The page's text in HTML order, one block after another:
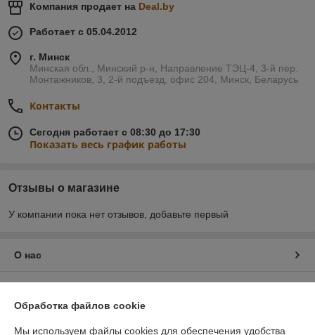
Компания продает на Deal.by
Работает с 05.04.2012
г. Минск
Минская обл., Минский р-н, Направление ТЭЦ-4, 3-й пер.
Монтажников, 3, 2-й подъезд, офис 204, Минск, Беларусь
Контакты
Сегодня работает с 08:30 до 17:30
Показать весь график работы
Отзывы о магазине
У компании пока нет отзывов, добавьте первый
О нас
Обработка файлов cookie
Мы используем файлы cookies для обеспечения удобства